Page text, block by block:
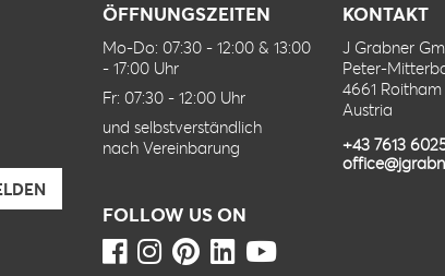
ÖFFNUNGSZEITEN
Mo-Do: 07:30 - 12:00 & 13:00
- 17:00 Uhr
Fr: 07:30 - 12:00 Uhr
und selbstverständlich
nach Vereinbarung
FOLLOW US ON
KONTAKT
J Grabner
Peter-
4661 Roitham
Austria
+43 7613